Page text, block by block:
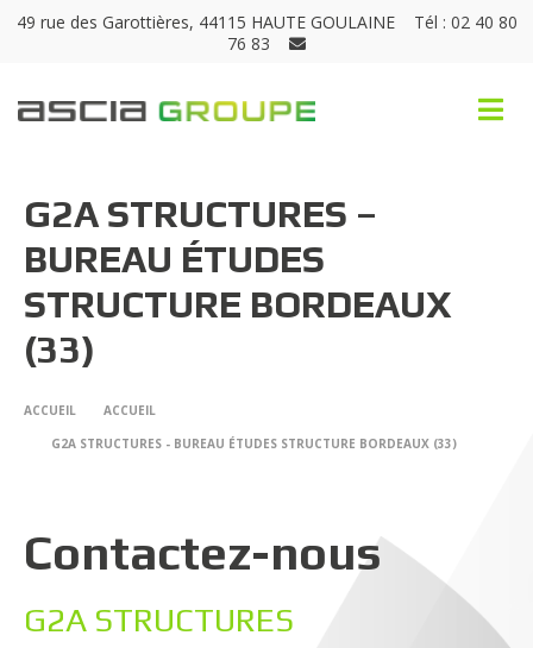
49 rue des Garottières, 44115 HAUTE GOULAINE
Tél : 02 40 80
76 83
G2A STRUCTURES –
BUREAU ÉTUDES
STRUCTURE BORDEAUX
(33)
ACCUEIL
ACCUEIL
G2A STRUCTURES - BUREAU ÉTUDES STRUCTURE BORDEAUX (33)
Contactez-nous
G2A STRUCTURES